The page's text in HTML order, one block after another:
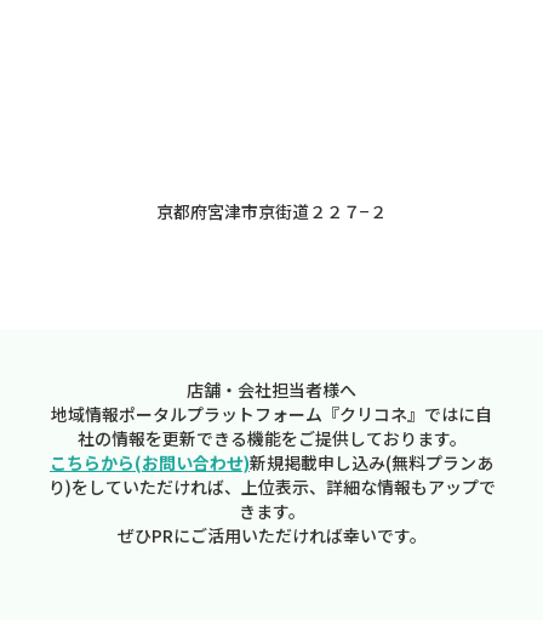
京都府宮津市京街道２２７−２
店舗・会社担当者様へ
地域情報ポータルプラットフォーム『クリコネ』ではに自
社の情報を更新できる機能をご提供しております。
こちらから(お問い合わせ)新規掲載申し込み(無料プランあ
り)をしていただければ、上位表示、詳細な情報もアップで
きます。
ぜひPRにご活用いただければ幸いです。